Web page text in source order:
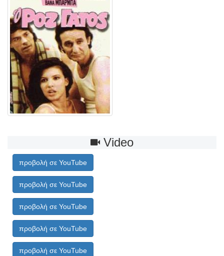
Video
προβολή σε YouTube
προβολή σε YouTube
προβολή σε YouTube
προβολή σε YouTube
προβολή σε YouTube